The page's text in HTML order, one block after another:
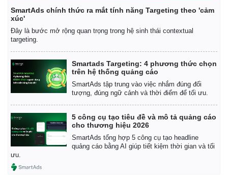
SmartAds chính thức ra mắt tính năng Targeting theo 'cảm
xúc'
Đây là bước mở rộng quan trọng trong hệ sinh thái contextual
targeting.
Smartads Targeting: 4 phương thức chọn
trên hệ thống quảng cáo
SmartAds tập trung vào việc nhắm đúng đối
tượng, đúng ngữ cảnh và thời điểm để tối ưu.
5 công cụ tạo tiêu đề và mô tả quảng cáo
cho thương hiệu 2026
SmartAds tổng hợp 5 công cụ tạo headline
quảng cáo bằng AI giúp tiết kiệm thời gian và tối
ưu.